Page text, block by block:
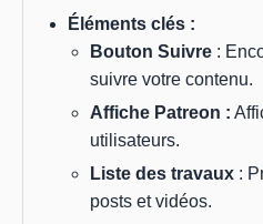
Éléments clés :
Bouton Suivre :
suivre votre contenu.
Affiche Patreon :
utilisateurs.
Liste des travaux :
posts et vidéos.